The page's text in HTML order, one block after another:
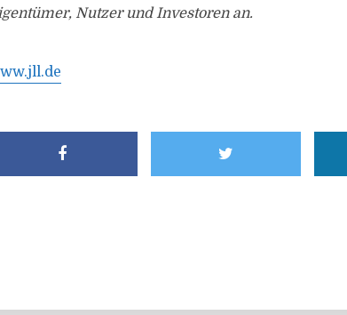
Nutzer und Investoren an.